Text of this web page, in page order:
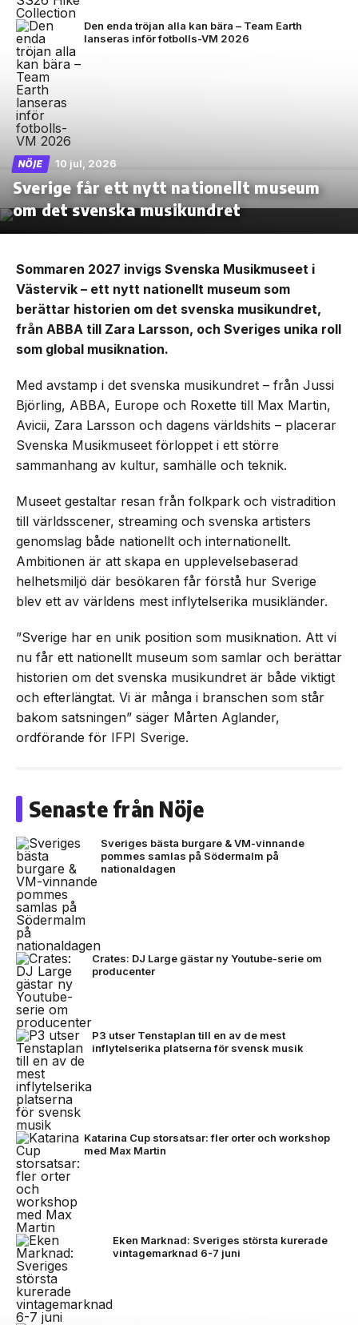
Den enda tröjan alla kan bära – Team Earth
lanseras inför fotbolls-VM 2026
NÖJE 10 jul, 2026
Sverige får ett nytt nationellt museum
om det svenska musikundret
Sommaren 2027 invigs Svenska Musikmuseet i
Västervik – ett nytt nationellt museum som
berättar historien om det svenska musikundret,
från ABBA till Zara Larsson, och Sveriges unika roll
som global musiknation.
Med avstamp i det svenska musikundret – från Jussi
Björling, ABBA, Europe och Roxette till Max Martin,
Avicii, Zara Larsson och dagens världshits – placerar
Svenska Musikmuseet förloppet i ett större
sammanhang av kultur, samhälle och teknik.
Museet gestaltar resan från folkpark och vistradition
till världsscener, streaming och svenska artisters
genomslag både nationellt och internationellt.
Ambitionen är att skapa en upplevelsebaserad
helhetsmiljö där besökaren får förstå hur Sverige
blev ett av världens mest inflytelserika musikländer.
”Sverige har en unik position som musiknation. Att vi
nu får ett nationellt museum som samlar och berättar
historien om det svenska musikundret är både viktigt
och efterlängtat. Vi är många i branschen som står
bakom satsningen” säger Mårten Aglander,
ordförande för IFPI Sverige.
Senaste från Nöje
Sveriges bästa burgare & VM-vinnande
pommes samlas på Södermalm på
nationaldagen
Crates: DJ Large gästar ny Youtube-serie om
producenter
P3 utser Tenstaplan till en av de mest
inflytelserika platserna för svensk musik
Katarina Cup storsatsar: fler orter och workshop
med Max Martin
Eken Marknad: Sveriges största kurerade
vintagemarknad 6-7 juni